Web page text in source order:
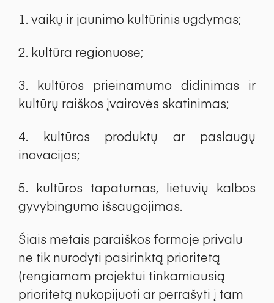
vaikų ir jaunimo kultūrinis ugdymas;
kultūra regionuose;
kultūros prieinamumo didinimas ir
kultūrų raiškos įvairovės skatinimas;
kultūros produktų ar paslaugų
inovacijos;
kultūros tapatumas, lietuvių kalbos
gyvybingumo išsaugojimas.
Šiais metais paraiškos formoje privalu
ne tik nurodyti pasirinktą prioritetą
(rengiamam projektui tinkamiausią
prioritetą nukopijuoti ar perrašyti į tam